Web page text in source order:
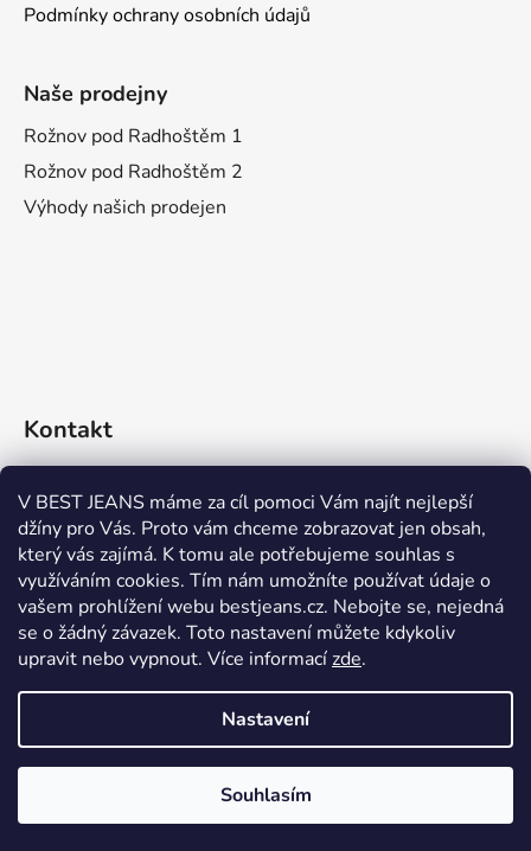
V BEST JEANS máme za cíl pomoci Vám najít nejlepší
džíny pro Vás. Proto vám chceme zobrazovat jen obsah,
který vás zajímá. K tomu ale potřebujeme souhlas s
využíváním cookies. Tím nám umožníte používat údaje o
vašem prohlížení webu bestjeans.cz. Nebojte se, nejedná
se o žádný závazek. Toto nastavení můžete kdykoliv
upravit nebo vypnout. Více informacízde.
Nastavení
Souhlasím
Podmínky ochrany osobních údajů
Naše prodejny
Rožnov pod Radhoštěm 1
Rožnov pod Radhoštěm 2
Výhody našich prodejen
Kontakt
eshop@bestjeans.cz
+420 771 200 468
+420 771 200 468
Vytvořil Shoptet
BEST JEANS. Všechna práva vyhrazena.
Upravit nastavení cookies